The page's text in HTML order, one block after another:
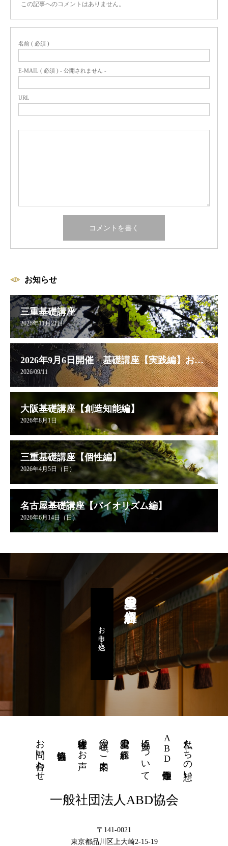
この記事へのコメントはありません。
名前 ( 必須 )
E-MAIL ( 必須 ) - 公開されません -
URL
お知らせ
三重基礎講座
2026年11月21日
2026年9月6日開催 基礎講座【実践編】お申し込み受付中
2026/09/11
大阪基礎講座【創造知能編】
2026年8月1日
三重基礎講座【個性編】
2026年4月5日（日）
名古屋基礎講座【バイオリズム編】
2026年6月14日（日）
星里奏の紐解き
お申し込み
私たちの想い
ABD個性運命學
協会について
星里奏の紐解き
講座のご案内
体験者様のお声
お問い合わせ
一般社団法人ABD協会
〒141-0021
東京都品川区上大崎2-15-19